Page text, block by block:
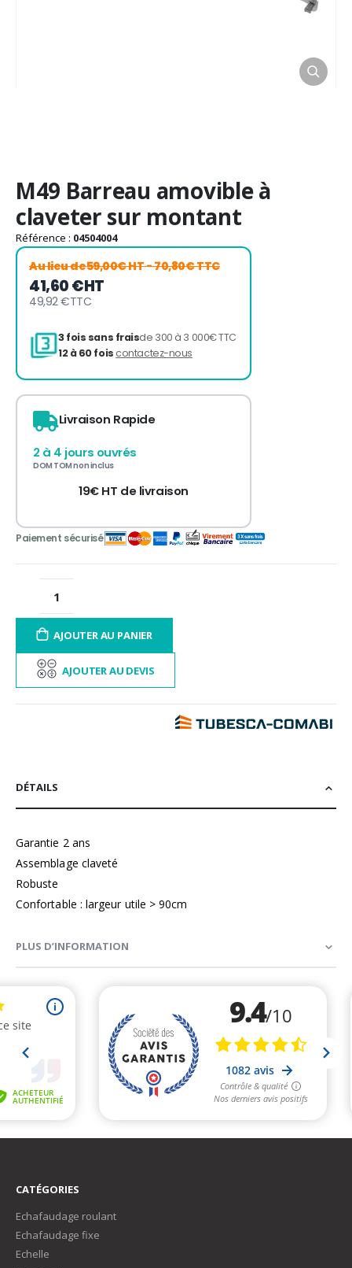
au
début
de
la
Galerie
d’images
M49 Barreau amovible à
claveter sur montant
Référence : 04504004
Au lieu de59,00€ HT- 70,80€ TTC
41,60 €HT
49,92 €TTC
3 fois sans frais
contactez-nous
Livraison Rapide
2 à 4 jours ouvrés
DOM TOM non inclus
19€ HT de livraison
AJOUTER AU PANIER
AJOUTER AU DEVIS
DÉTAILS
Garantie 2 ans
Assemblage claveté
Robuste
Confortable : largeur utile > 90cm
PLUS D’INFORMATION
CATÉGORIES
Echafaudage roulant
Echafaudage fixe
Echelle